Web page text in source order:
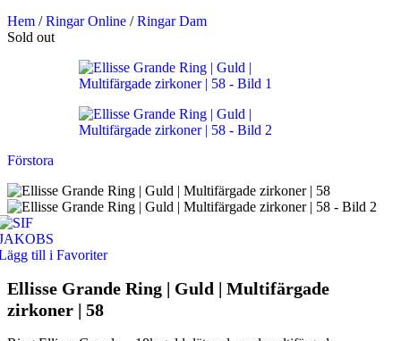
Hem / Ringar Online / Ringar Dam
Sold out
Förstora
till i Favoriter
Ellisse Grande Ring | Guld | Multifärgade
zirkoner | 58